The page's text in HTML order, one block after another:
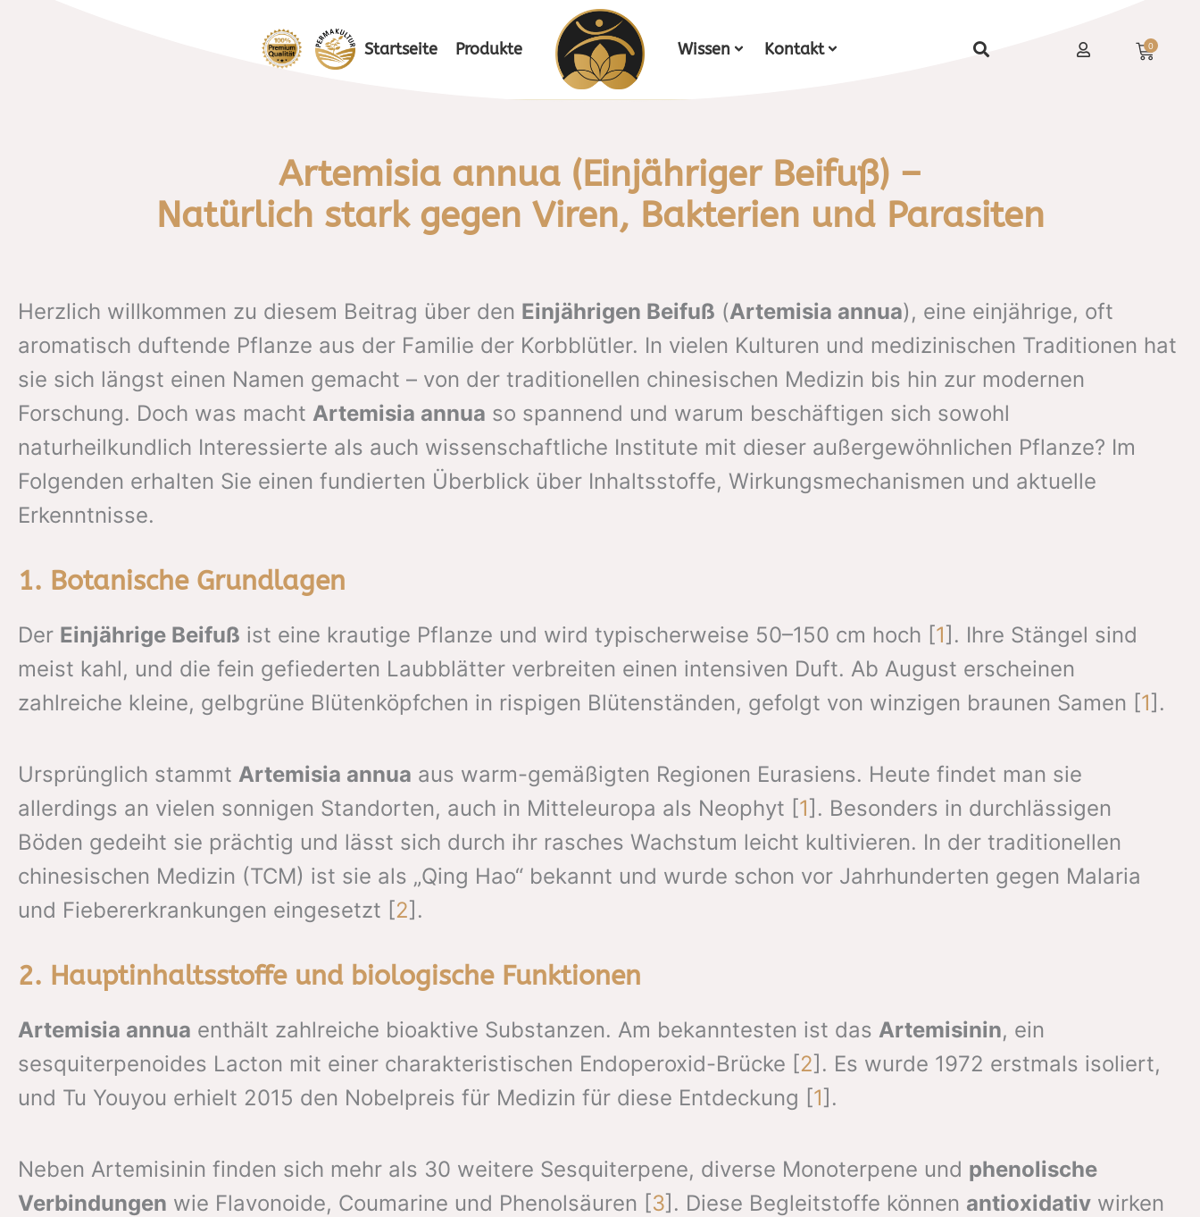
Startseite Produkte Wissen Kontakt 0
Artemisia annua (Einjähriger Beifuß) –
Natürlich stark gegen Viren, Bakterien und Parasiten
Herzlich willkommen zu diesem Beitrag über den Einjährigen Beifuß (Artemisia annua), eine einjährige, oft
aromatisch duftende Pflanze aus der Familie der Korbblütler. In vielen Kulturen und medizinischen Traditionen hat
sie sich längst einen Namen gemacht – von der traditionellen chinesischen Medizin bis hin zur modernen
Forschung. Doch was macht Artemisia annua so spannend und warum beschäftigen sich sowohl
naturheilkundlich Interessierte als auch wissenschaftliche Institute mit dieser außergewöhnlichen Pflanze? Im
Folgenden erhalten Sie einen fundierten Überblick über Inhaltsstoffe, Wirkungsmechanismen und aktuelle
Erkenntnisse.
1. Botanische Grundlagen
Der Einjährige Beifuß ist eine krautige Pflanze und wird typischerweise 50–150 cm hoch [1]. Ihre Stängel sind
meist kahl, und die fein gefiederten Laubblätter verbreiten einen intensiven Duft. Ab August erscheinen
zahlreiche kleine, gelbgrüne Blütenköpfchen in rispigen Blütenständen, gefolgt von winzigen braunen Samen [1].
Ursprünglich stammt Artemisia annua aus warm-gemäßigten Regionen Eurasiens. Heute findet man sie
allerdings an vielen sonnigen Standorten, auch in Mitteleuropa als Neophyt [1]. Besonders in durchlässigen
Böden gedeiht sie prächtig und lässt sich durch ihr rasches Wachstum leicht kultivieren. In der traditionellen
chinesischen Medizin (TCM) ist sie als „Qing Hao“ bekannt und wurde schon vor Jahrhunderten gegen Malaria
und Fiebererkrankungen eingesetzt [2].
2. Hauptinhaltsstoffe und biologische Funktionen
Artemisia annua enthält zahlreiche bioaktive Substanzen. Am bekanntesten ist das Artemisinin, ein
sesquiterpenoides Lacton mit einer charakteristischen Endoperoxid-Brücke [2]. Es wurde 1972 erstmals isoliert,
und Tu Youyou erhielt 2015 den Nobelpreis für Medizin für diese Entdeckung [1].
Neben Artemisinin finden sich mehr als 30 weitere Sesquiterpene, diverse Monoterpene und phenolische
Verbindungen wie Flavonoide, Coumarine und Phenolsäuren [3]. Diese Begleitstoffe können antioxidativ wirken